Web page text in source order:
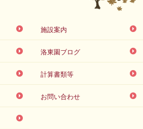
施設案内
洛東園ブログ
計算書類等
お問い合わせ